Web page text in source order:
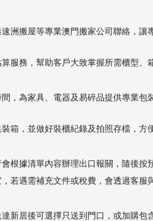
洲搬屋等專業澳門搬家公司聯絡，
服務，幫助客戶大致掌握所需櫃型
，為家具、電器及易碎品提供專業
箱，並做好裝櫃紀錄及拍照存檔，方
根據清單內容辦理出口報關，隨後
若遇需補充文件或稅費，會透過客
新居後可選擇只送到門口，或加購